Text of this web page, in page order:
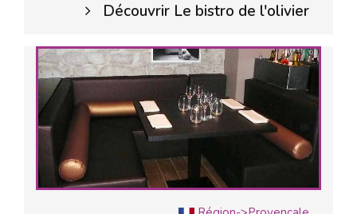
Découvrir Le bistro de l'olivier